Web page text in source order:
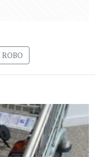
ROBO